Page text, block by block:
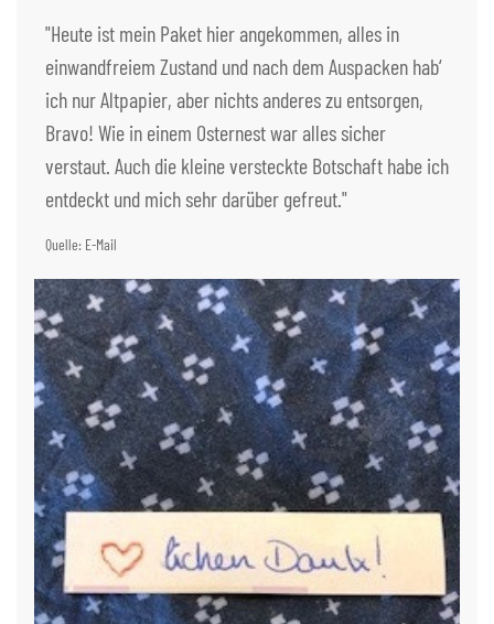
"Heute ist mein Paket hier angekommen, alles in
einwandfreiem Zustand und nach dem Auspacken hab‘
ich nur Altpapier, aber nichts anderes zu entsorgen,
Bravo! Wie in einem Osternest war alles sicher
verstaut. Auch die kleine versteckte Botschaft habe ich
entdeckt und mich sehr darüber gefreut."
Quelle: E-Mail